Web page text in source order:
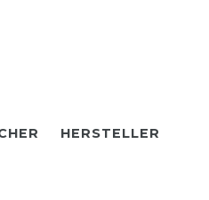
HERSTELLER